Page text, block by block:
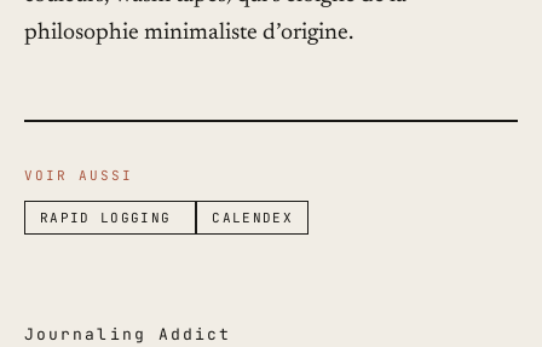
philosophie minimaliste d’origine.
VOIR AUSSI
RAPID LOGGING CALENDEX
Journaling Addict